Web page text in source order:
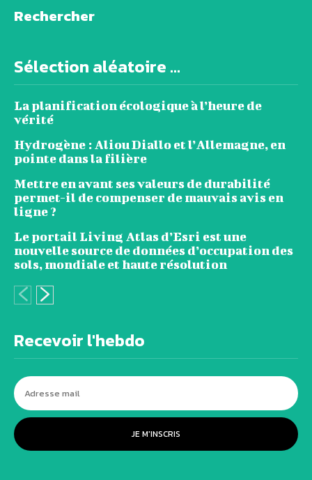
Rechercher
Sélection aléatoire ...
La planification écologique à l’heure de
vérité
Hydrogène : Aliou Diallo et l’Allemagne, en
pointe dans la filière
Mettre en avant ses valeurs de durabilité
permet-il de compenser de mauvais avis en
ligne ?
Le portail Living Atlas d’Esri est une
nouvelle source de données d’occupation des
sols, mondiale et haute résolution
Recevoir l'hebdo
JE M'INSCRIS